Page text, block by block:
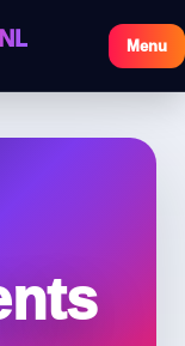
Menu